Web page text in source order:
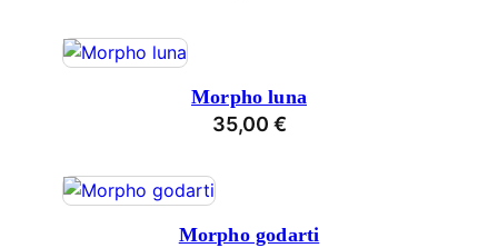
Morpho luna
35,00 €
Morpho godarti